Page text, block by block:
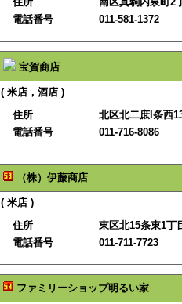
電話番号
011-581-1372
宝賀商店
( 米店，酒店 )
住所
北区北二庶l条西
電話番号
011-716-8086
（株）伊藤商店
( 米店 )
住所
東区北15条東1丁
電話番号
011-711-7723
ファミリーショップ明るい家